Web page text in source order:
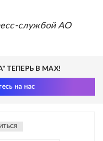
службой АО
ТЕПЕРЬ В MAX!
на нас